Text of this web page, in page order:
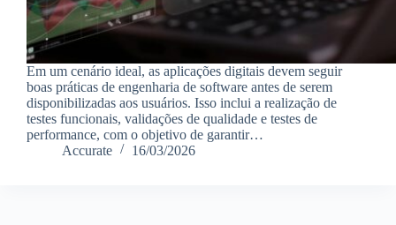
Em um cenário ideal, as aplicações digitais devem seguir
boas práticas de engenharia de software antes de serem
disponibilizadas aos usuários. Isso inclui a realização de
testes funcionais, validações de qualidade e testes de
performance, com o objetivo de garantir…
Accurate
16/03/2026